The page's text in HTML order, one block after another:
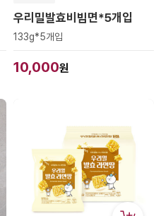
우리밀발효비빔면*5개입
133g*5개입
10,000원